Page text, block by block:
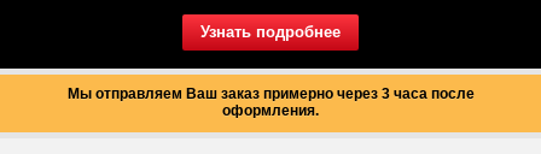
Узнать подробнее
Мы отправляем Ваш заказ примерно через 3 часа после
оформления.